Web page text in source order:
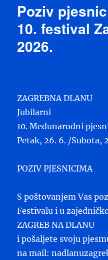
Poziv
10. festival
2026.
ZAGREBNA DLANU
Jubilarni
10. Međunarodni
Petak, 26. 6. /Subota,
POZIV PJESNICIMA
S poštovanjem Vas
Festivalu i u
ZAGREB NA DLANU
i pošaljete svoju
na mail: